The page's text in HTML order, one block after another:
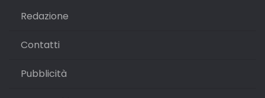
Redazione
Contatti
Pubblicità